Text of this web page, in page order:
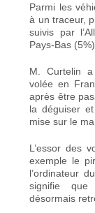
Parmi les
à un traceur,
suivis par
Pays-Bas
M. Curtelin a
volée en
après être
la déguiser
mise sur le
L’essor des
exemple le
l’ordinateur
signifie que
désormais